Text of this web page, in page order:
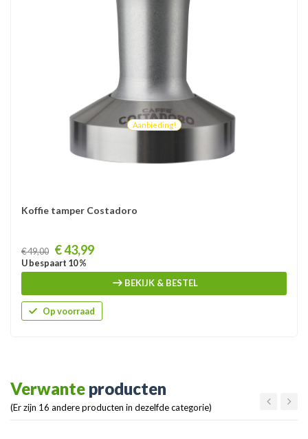
Aanbieding!
Koffie tamper Costadoro
Prijs
€ 49,00 € 43,99
U bespaart 10 %
BEKIJK & BESTEL
Op voorraad
Verwante producten
(Er zijn 16 andere producten in dezelfde categorie)